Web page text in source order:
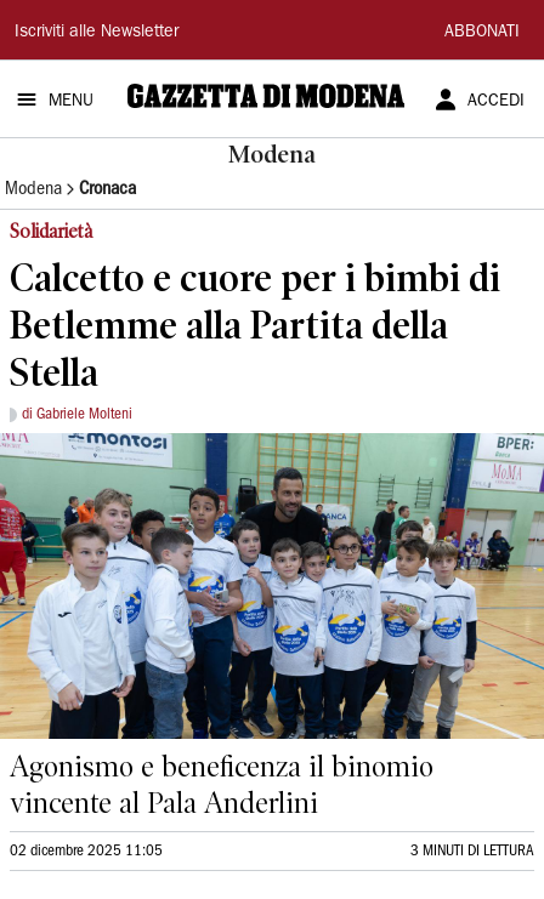
Gazzetta
di
Modena
Iscriviti alle Newsletter ABBONATI
MENU ACCEDI
Modena
Modena Cronaca
Solidarietà
Calcetto e cuore per i bimbi di
Betlemme alla Partita della
Stella
di Gabriele Molteni
Agonismo e beneficenza il binomio
vincente al Pala Anderlini
02 dicembre 2025 11:05 3 MINUTI DI LETTURA